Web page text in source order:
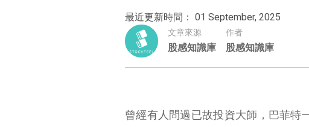
最近更新時間： 01 September, 2025
文章來源
股感知識庫
作者
股感知識庫
曾經有人問過已故投資大師，巴菲特